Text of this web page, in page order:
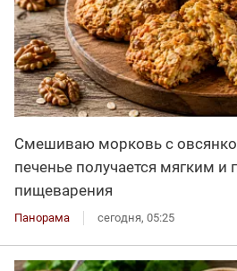
Смешиваю морковь с
печенье получается мягким
пищеварения
Панорама сегодня, 05:25